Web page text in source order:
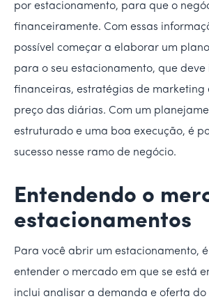
por estacionamento, para que o
financeiramente. Com essas
possível começar a elaborar um
para o seu estacionamento, que deve
financeiras, estratégias de marketing
preço das diárias. Com um
estruturado e uma boa execução, é
sucesso nesse ramo de negócio.
Entendendo o
estacionamentos
Para você abrir um estacionamento, é
entender o mercado em que se está
inclui analisar a demanda e oferta do